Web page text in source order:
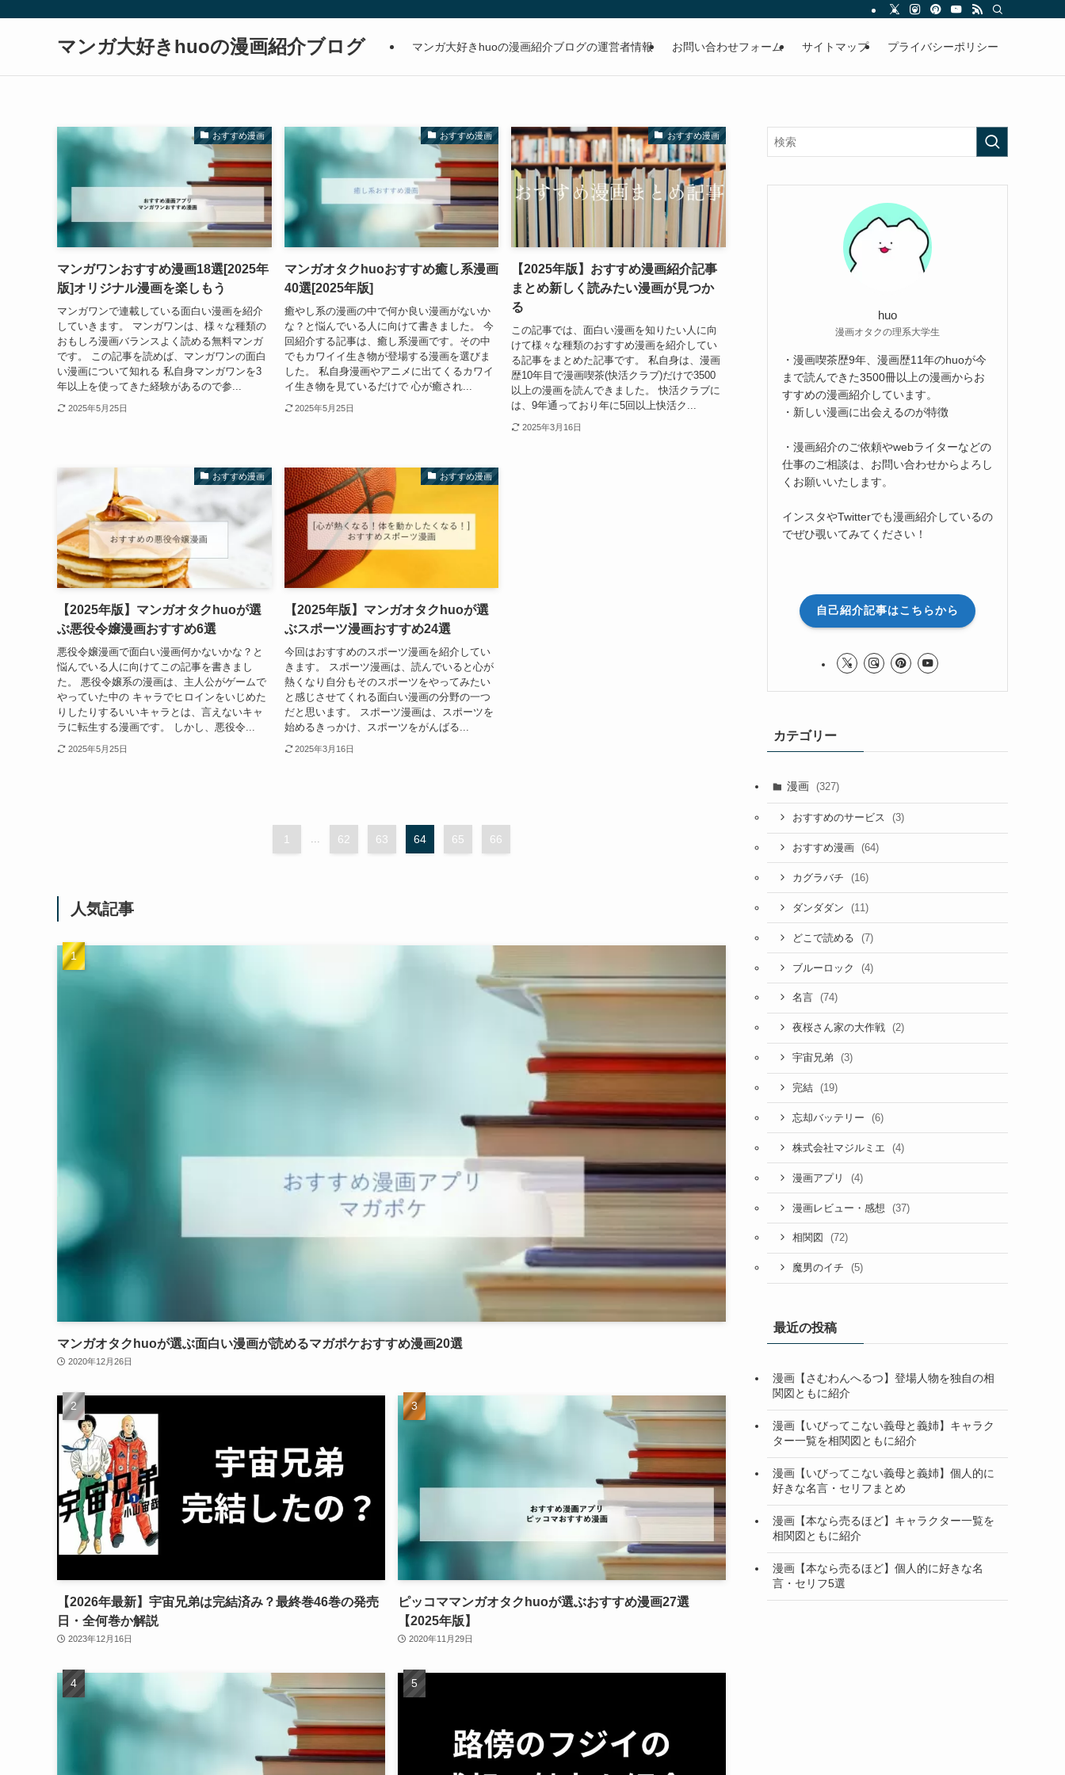
マンガ大好きhuoの漫画紹介ブログ マンガ大好きhuoの漫画紹介ブログの運営者情報 お問い合わせフォーム サイトマップ プライバシーポリシー
おすすめ漫画
マンガワンおすすめ漫画18選[2025年
版]オリジナル漫画を楽しもう
マンガワンで連載している面白い漫画を紹介
していきます。 マンガワンは、様々な種類の
おもしろ漫画バランスよく読める無料マンガ
です。 この記事を読めば、マンガワンの面白
い漫画について知れる 私自身マンガワンを3
年以上を使ってきた経験があるので参...
2025年5月25日
おすすめ漫画
マンガオタクhuoおすすめ癒し系漫画
40選[2025年版]
癒やし系の漫画の中で何か良い漫画がないか
な？と悩んでいる人に向けて書きました。 今
回紹介する記事は、癒し系漫画です。その中
でもカワイイ生き物が登場する漫画を選びま
した。 私自身漫画やアニメに出てくるカワイ
イ生き物を見ているだけで 心が癒され...
2025年5月25日
おすすめ漫画
【2025年版】おすすめ漫画紹介記事
まとめ新しく読みたい漫画が見つか
る
この記事では、面白い漫画を知りたい人に向
けて様々な種類のおすすめ漫画を紹介してい
る記事をまとめた記事です。 私自身は、漫画
歴10年目で漫画喫茶(快活クラブ)だけで3500
以上の漫画を読んできました。 快活クラブに
は、9年通っており年に5回以上快活ク...
2025年3月16日
おすすめ漫画
【2025年版】マンガオタクhuoが選
ぶ悪役令嬢漫画おすすめ6選
悪役令嬢漫画で面白い漫画何かないかな？と
悩んでいる人に向けてこの記事を書きまし
た。 悪役令嬢系の漫画は、主人公がゲームで
やっていた中の キャラでヒロインをいじめた
りしたりするいいキャラとは、言えないキャ
ラに転生する漫画です。 しかし、悪役令...
2025年5月25日
おすすめ漫画
【2025年版】マンガオタクhuoが選
ぶスポーツ漫画おすすめ24選
今回はおすすめのスポーツ漫画を紹介してい
きます。 スポーツ漫画は、読んでいると心が
熱くなり自分もそのスポーツをやってみたい
と感じさせてくれる面白い漫画の分野の一つ
だと思います。 スポーツ漫画は、スポーツを
始めるきっかけ、スポーツをがんばる...
2025年3月16日
1 62 63 64 65 66
人気記事
マンガオタクhuoが選ぶ面白い漫画が読めるマガポケおすすめ漫画20選
2020年12月26日
【2026年最新】宇宙兄弟は完結済み？最終巻46巻の発売
日・全何巻か解説
2023年12月16日
ピッコママンガオタクhuoが選ぶおすすめ漫画27選
【2025年版】
2020年11月29日
huo
漫画オタクの理系大学生
・漫画喫茶歴9年、漫画歴11年のhuoが今
まで読んできた3500冊以上の漫画からお
すすめの漫画紹介しています。
・新しい漫画に出会えるのが特徴
・漫画紹介のご依頼やwebライターなどの
仕事のご相談は、お問い合わせからよろし
くお願いいたします。
インスタやTwitterでも漫画紹介しているの
でぜひ覗いてみてください！
自己紹介記事はこちらから
カテゴリー
漫画 (327)
おすすめのサービス (3)
おすすめ漫画 (64)
カグラバチ (16)
ダンダダン (11)
どこで読める (7)
ブルーロック (4)
名言 (74)
夜桜さん家の大作戦 (2)
宇宙兄弟 (3)
完結 (19)
忘却バッテリー (6)
株式会社マジルミエ (4)
漫画アプリ (4)
漫画レビュー・感想 (37)
相関図 (72)
魔男のイチ (5)
最近の投稿
漫画【さむわんへるつ】登場人物を独自の相
関図ともに紹介
漫画【いびってこない義母と義姉】キャラク
ター一覧を相関図ともに紹介
漫画【いびってこない義母と義姉】個人的に
好きな名言・セリフまとめ
漫画【本なら売るほど】キャラクター一覧を
相関図ともに紹介
漫画【本なら売るほど】個人的に好きな名
言・セリフ5選